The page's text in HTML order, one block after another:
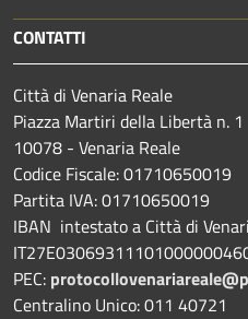
CONTATTI
Città di Venaria Reale
Piazza Martiri della Libertà n. 1
10078 - Venaria Reale
Codice Fiscale: 01710650019
Partita IVA: 01710650019
IBAN intestato a Città di
PEC:
Centralino Unico: 011 40721